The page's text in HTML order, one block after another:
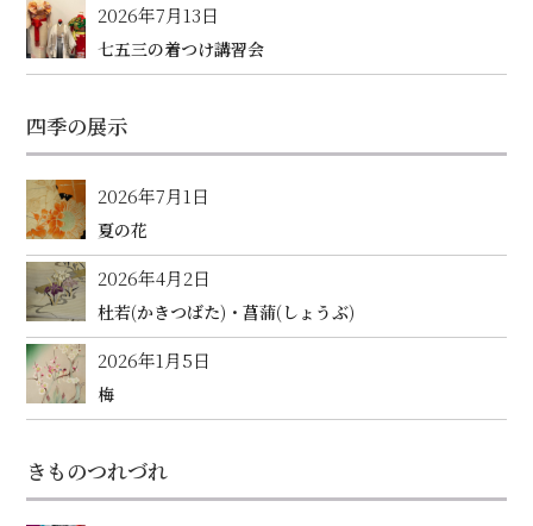
2026年7月13日
七五三の着つけ講習会
四季の展示
2026年7月1日
夏の花
2026年4月2日
杜若(かきつばた)・菖蒲(しょうぶ)
2026年1月5日
梅
きものつれづれ